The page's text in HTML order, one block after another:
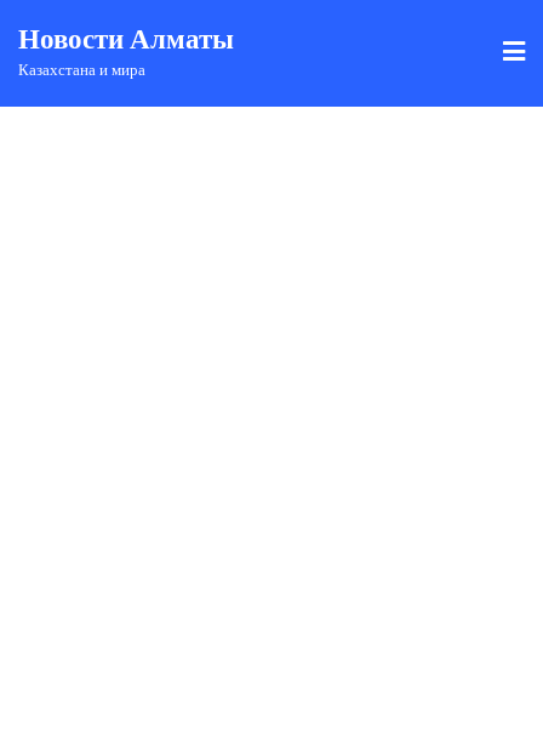
Новости Алматы
Казахстана и мира